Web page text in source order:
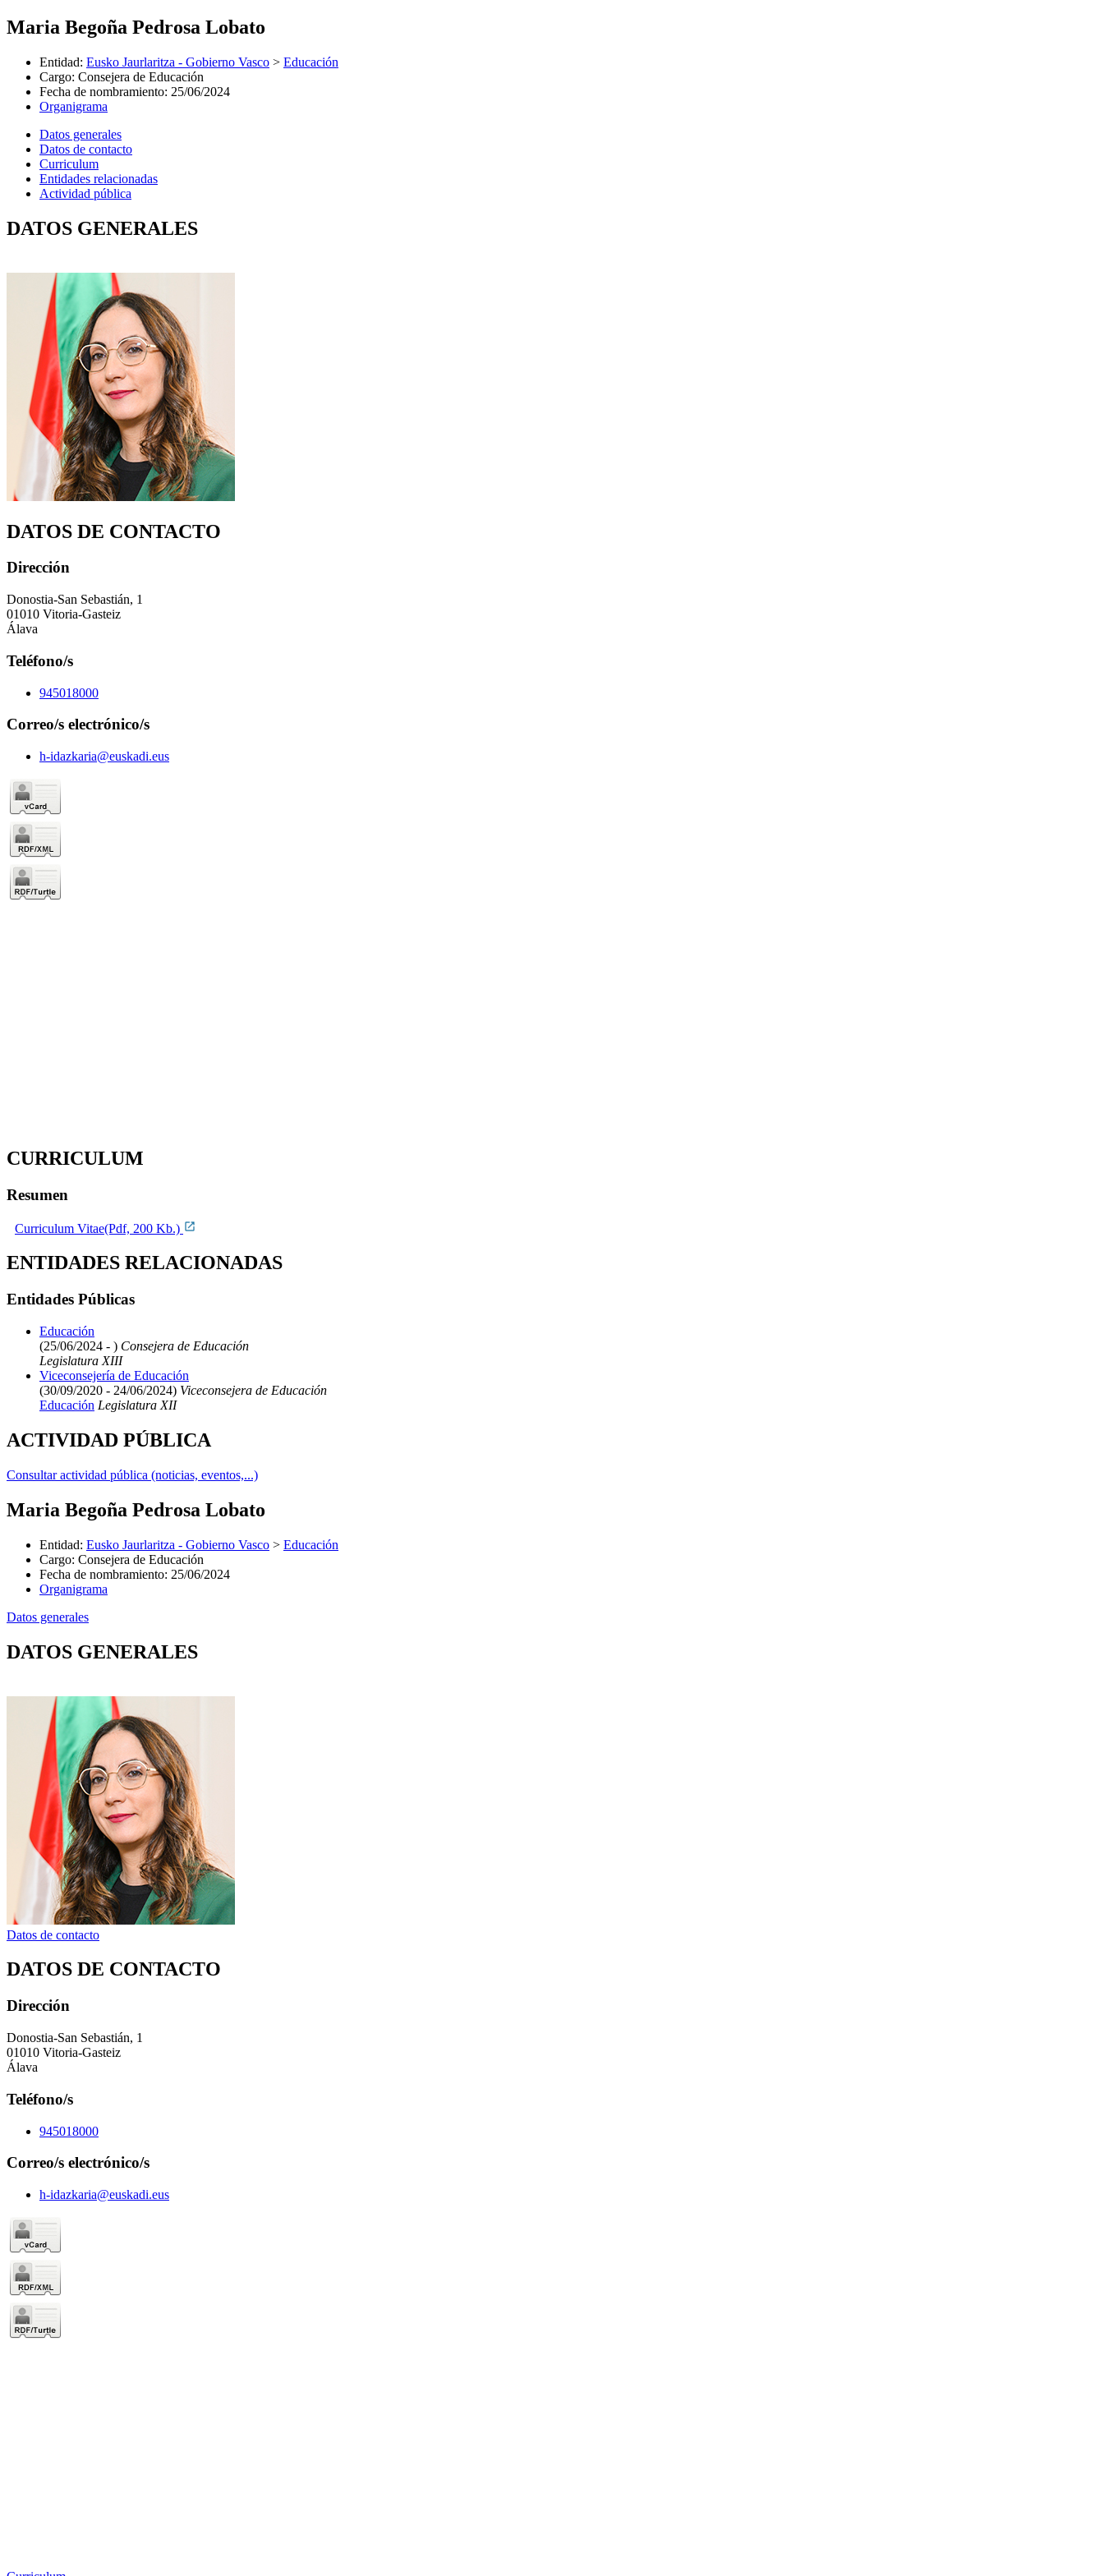
Maria Begoña Pedrosa Lobato
Entidad: Eusko Jaurlaritza - Gobierno Vasco > Educación
Cargo: Consejera de Educación
Fecha de nombramiento: 25/06/2024
Organigrama
Datos generales
Datos de contacto
Curriculum
Entidades relacionadas
Actividad pública
DATOS GENERALES
DATOS DE CONTACTO
Dirección
Donostia-San Sebastián, 1
01010 Vitoria-Gasteiz
Álava
Teléfono/s
945018000
Correo/s electrónico/s
h-idazkaria@euskadi.eus
CURRICULUM
Resumen
Curriculum Vitae(Pdf, 200 Kb.)
ENTIDADES RELACIONADAS
Entidades Públicas
Educación
(25/06/2024 - ) Consejera de Educación
Legislatura XIII
Viceconsejería de Educación
(30/09/2020 - 24/06/2024) Viceconsejera de Educación
Educación Legislatura XII
ACTIVIDAD PÚBLICA
Consultar actividad pública (noticias, eventos,...)
Maria Begoña Pedrosa Lobato
Entidad: Eusko Jaurlaritza - Gobierno Vasco > Educación
Cargo: Consejera de Educación
Fecha de nombramiento: 25/06/2024
Organigrama
Datos generales
DATOS GENERALES
Datos de contacto
DATOS DE CONTACTO
Dirección
Donostia-San Sebastián, 1
01010 Vitoria-Gasteiz
Álava
Teléfono/s
945018000
Correo/s electrónico/s
h-idazkaria@euskadi.eus